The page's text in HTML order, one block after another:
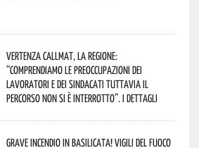
Vertenza CallMat, la Regione:
“comprendiamo le preoccupazioni dei
lavoratori e dei sindacati tuttavia il
percorso non si è interrotto”. I dettagli
Grave incendio in Basilicata! Vigili del fuoco